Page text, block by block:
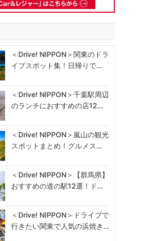
＜Drive! NIPPON＞関東のドラ
イブスポット集！日帰りで…
＜Drive! NIPPON＞千葉駅周辺
のランチにおすすめの店12…
＜Drive! NIPPON＞嵐山の観光
スポットまとめ！グルメス…
＜Drive! NIPPON＞【群馬県】
おすすめの道の駅12選！ド…
＜Drive! NIPPON＞ドライブで
行きたい関東で人気の浜焼き…